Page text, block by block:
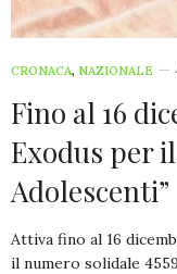
CRONACA, NAZIONALE
Fino al 16
Exodus per
Adolescenti”
Attiva fino al 16
il numero solidale